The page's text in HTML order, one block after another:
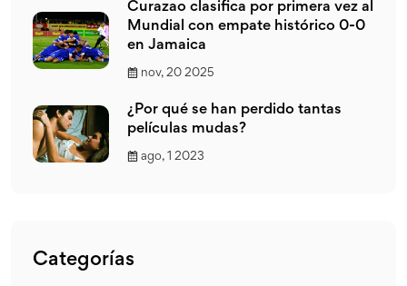
Curazao clasifica por primera vez al
Mundial con empate histórico 0-0
en Jamaica
nov, 20 2025
¿Por qué se han perdido tantas
películas mudas?
ago, 1 2023
Categorías